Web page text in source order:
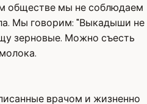
обществе мы не соблюдаем
Мы говорим: "Выкадыши не
зерновые. Можно съесть
врачом и жизненно